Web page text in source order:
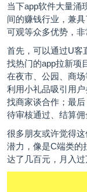
当下app软件大量涌
间的赚钱行业，兼
可观等众多优势，非
首先，可以通过U客
找热门的app拉新项
在夜市、公园、商
利用小礼品吸引用
找商家谈合作；最
待审核通过、结算佣
很多朋友或许觉得
潜力，像是C端类的
达了几百元，月入过